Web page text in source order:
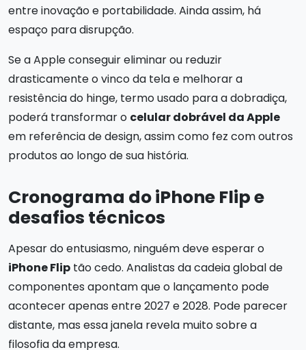
entre inovação e portabilidade. Ainda assim, há
espaço para disrupção.
Se a Apple conseguir eliminar ou reduzir
drasticamente o vinco da tela e melhorar a
resistência do hinge, termo usado para a dobradiça,
poderá transformar o celular dobrável da Apple
em referência de design, assim como fez com outros
produtos ao longo de sua história.
Cronograma do iPhone Flip e
desafios técnicos
Apesar do entusiasmo, ninguém deve esperar o
iPhone Flip tão cedo. Analistas da cadeia global de
componentes apontam que o lançamento pode
acontecer apenas entre 2027 e 2028. Pode parecer
distante, mas essa janela revela muito sobre a
filosofia da empresa.